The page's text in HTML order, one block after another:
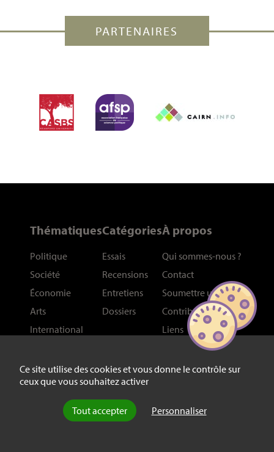
Ce site utilise des cookies et vous donne le contrôle sur
ceux que vous souhaitez activer
Tout accepter Personnaliser
PARTENAIRES
Thématiques
Politique
Société
Économie
Arts
International
Histoire
Sciences
Catégories
Essais
Recensions
Entretiens
Dossiers
À propos
Qui sommes-nous ?
Contact
Soumettre un article
Contributeurs
Liens
Plan du site
Réseaux